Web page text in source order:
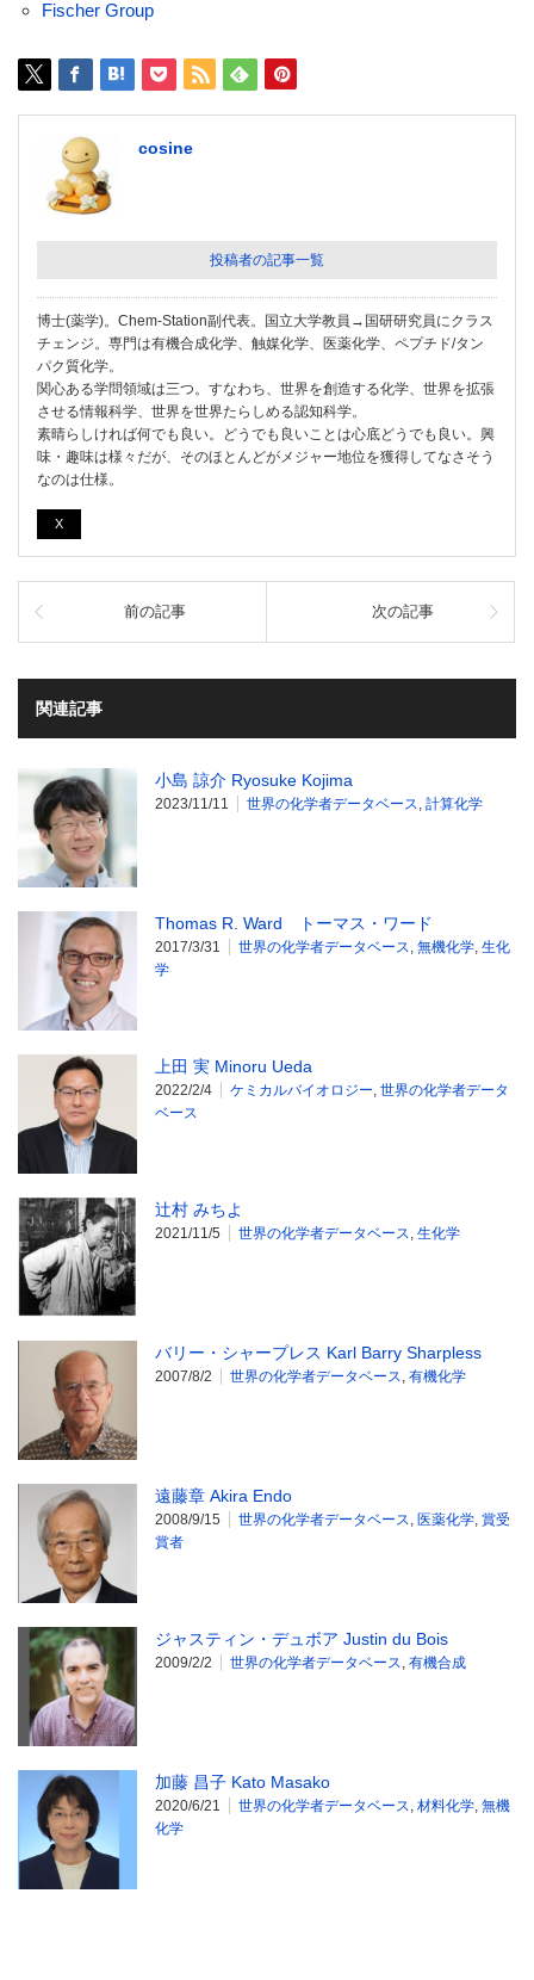
Fischer Group
cosine
投稿者の記事一覧
博士(薬学)。Chem-Station副代表。国立大学教員→国研研究員にクラス
チェンジ。専門は有機合成化学、触媒化学、医薬化学、ペプチド/タン
パク質化学。
関心ある学問領域は三つ。すなわち、世界を創造する化学、世界を拡張
させる情報科学、世界を世界たらしめる認知科学。
素晴らしければ何でも良い。どうでも良いことは心底どうでも良い。興
味・趣味は様々だが、そのほとんどがメジャー地位を獲得してなさそう
なのは仕様。
X
前の記事 次の記事
関連記事
小島 諒介 Ryosuke Kojima
2023/11/11 世界の化学者データベース, 計算化学
Thomas R. Ward トーマス・ワード
2017/3/31 世界の化学者データベース, 無機化学, 生化
学
上田 実 Minoru Ueda
2022/2/4 ケミカルバイオロジー, 世界の化学者データ
ベース
辻村 みちよ
2021/11/5 世界の化学者データベース, 生化学
バリー・シャープレス Karl Barry Sharpless
2007/8/2 世界の化学者データベース, 有機化学
遠藤章 Akira Endo
2008/9/15 世界の化学者データベース, 医薬化学, 賞受
賞者
ジャスティン・デュボア Justin du Bois
2009/2/2 世界の化学者データベース, 有機合成
加藤 昌子 Kato Masako
2020/6/21 世界の化学者データベース, 材料化学, 無機
化学